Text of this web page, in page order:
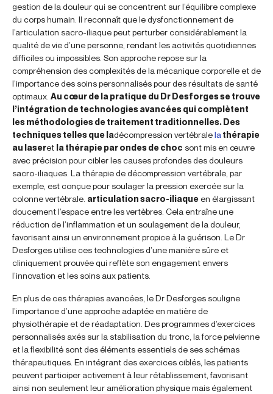
gestion de la douleur qui se concentrent sur l’équilibre complexe
du corps humain. Il reconnaît que le dysfonctionnement de
l’articulation sacro-iliaque peut perturber considérablement la
qualité de vie d’une personne, rendant les activités quotidiennes
difficiles ou impossibles. Son approche repose sur la
compréhension des complexités de la mécanique corporelle et de
l’importance des soins personnalisés pour des résultats de santé
optimaux. Au cœur de la pratique du Dr Desforges se trouve
l’intégration de technologies avancées qui complètent
les méthodologies de traitement traditionnelles. Des
techniques telles que ladécompression vertébralelathérapie
au laseret la thérapie par ondes de choc sont mis en œuvre
avec précision pour cibler les causes profondes des douleurs
sacro-iliaques. La thérapie de décompression vertébrale, par
exemple, est conçue pour soulager la pression exercée sur la
colonne vertébrale. articulation sacro-iliaqueen élargissant
doucement l’espace entre les vertèbres. Cela entraîne une
réduction de l’inflammation et un soulagement de la douleur,
favorisant ainsi un environnement propice à la guérison. Le Dr
Desforges utilise ces technologies d’une manière sûre et
cliniquement prouvée qui reflète son engagement envers
l’innovation et les soins aux patients.
En plus de ces thérapies avancées, le Dr Desforges souligne
l’importance d’une approche adaptée en matière de
physiothérapie et de réadaptation. Des programmes d’exercices
personnalisés axés sur la stabilisation du tronc, la force pelvienne
et la flexibilité sont des éléments essentiels de ses schémas
thérapeutiques. En intégrant des exercices ciblés, les patients
peuvent participer activement à leur rétablissement, favorisant
ainsi non seulement leur amélioration physique mais également